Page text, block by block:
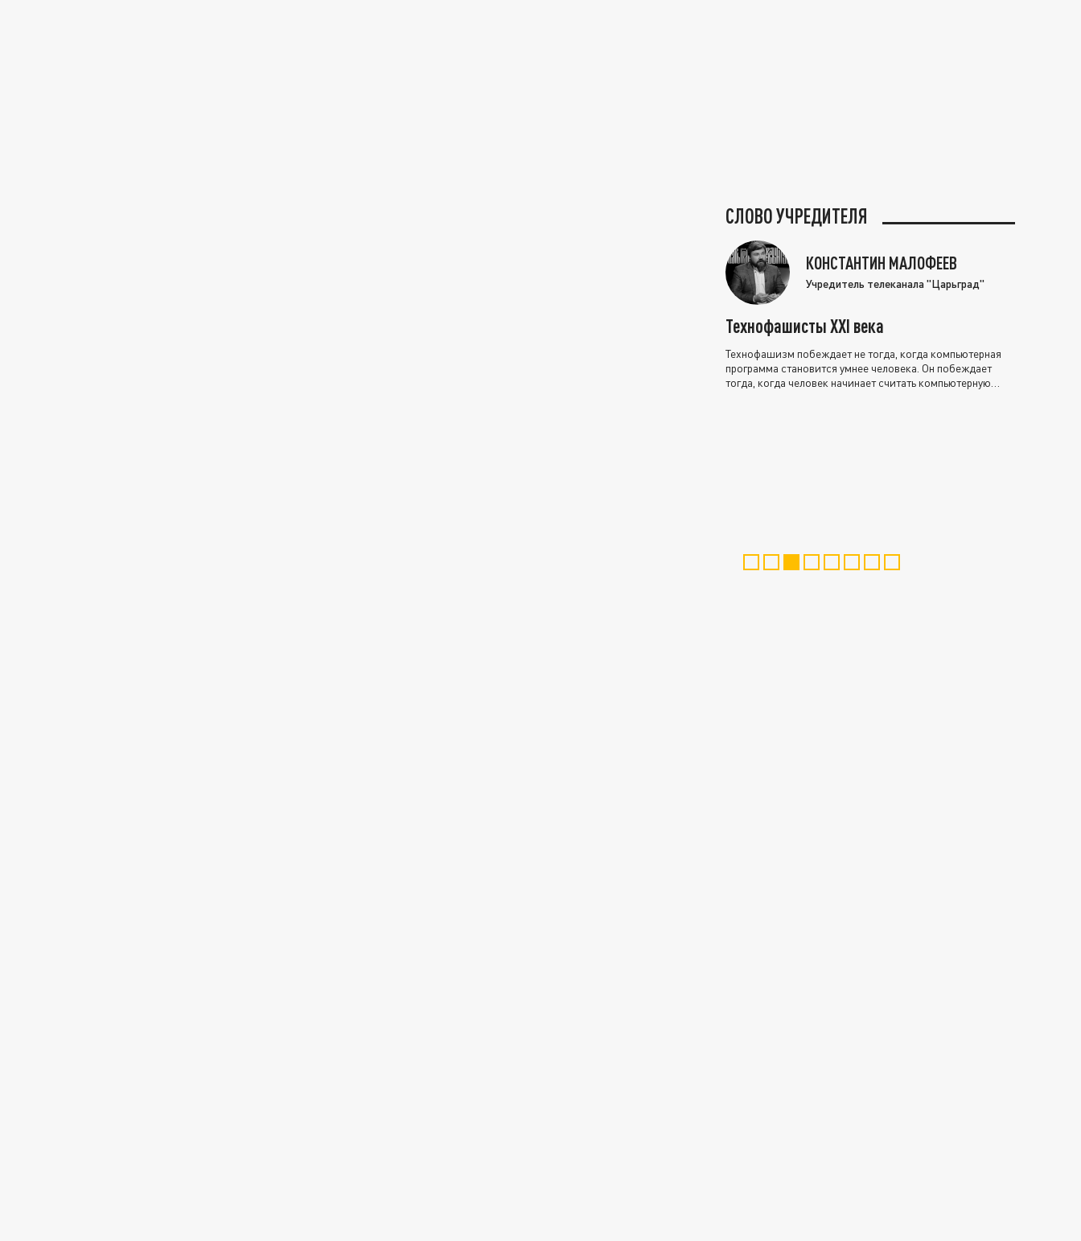
СЛОВО УЧРЕДИТЕЛЯ
КОНСТАНТИН МАЛОФЕЕВ
Учредитель телеканала "Царьград"
Технофашисты XXI века
Технофашизм побеждает не тогда, когда компьютерная
программа становится умнее человека. Он побеждает
тогда, когда человек начинает считать компьютерную